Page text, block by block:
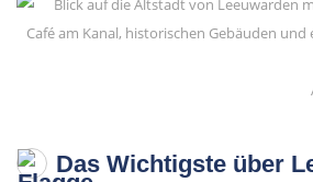
Das Wichtigste über